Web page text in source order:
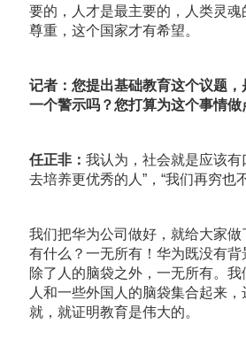
要的，人才是最主要的，人类灵魂
尊重，这个国家才有希望。
记者：您提出基础教育这个议题
一个警示吗？您打算为这个事情做
任正非： 我认为，社会就是应该有
去培养更优秀的人”，“我们再穷也
我们把华为公司做好，就给大家做
有什么？一无所有！华为既没有背
除了人的脑袋之外，一无所有。我
人和一些外国人的脑袋集合起来
就，就证明教育是伟大的。